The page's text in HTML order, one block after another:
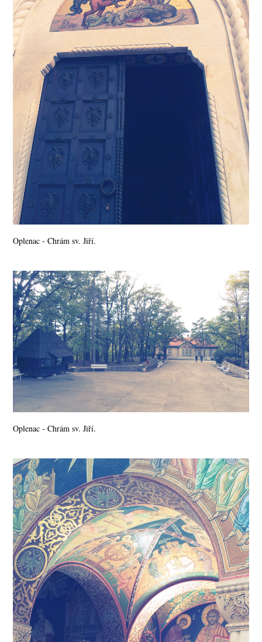
Oplenac - Chrám sv. Jiří.
Oplenac - Chrám sv. Jiří.